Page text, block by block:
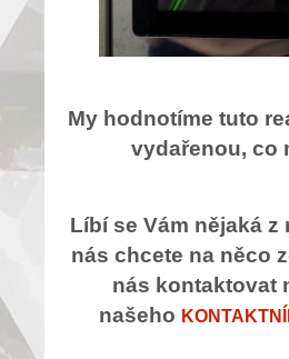
My hodnotíme tuto
vydařenou, co
Líbí se Vám nějaká z
nás chcete na něco
nás kontaktovat
našeho